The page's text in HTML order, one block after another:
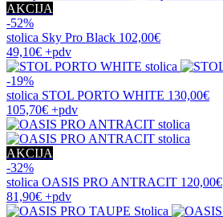
AKCIJA
-52%
stolica Sky Pro Black 102,00€
49,10€ +pdv
-19%
stolica STOL PORTO WHITE 130,00€
105,70€ +pdv
AKCIJA
-32%
stolica OASIS PRO ANTRACIT 120,00€
81,90€ +pdv